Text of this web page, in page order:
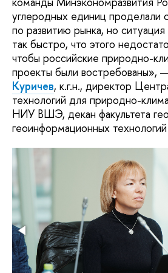
углеродных единиц проделали
по развитию рынка, но
так быстро, что этого
чтобы российские природно-
проекты были востребованы», —
Куричев, к.г.н., директор
технологий для природно-
НИУ ВШЭ, декан факультета
геоинформационных